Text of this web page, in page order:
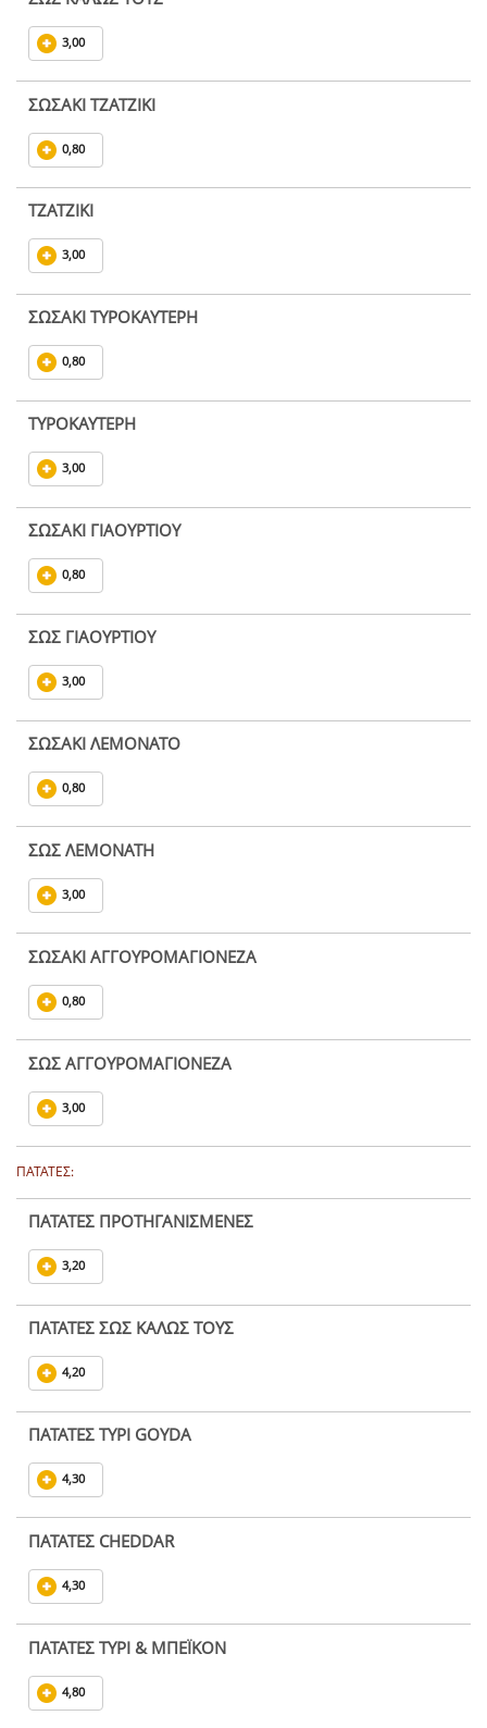
3,00
ΣΩΣΑΚΙ ΤΖΑΤΖΙΚΙ
0,80
ΤΖΑΤΖΙΚΙ
3,00
ΣΩΣΑΚΙ ΤΥΡΟΚΑΥΤΕΡΗ
0,80
ΤΥΡΟΚΑΥΤΕΡΗ
3,00
ΣΩΣΑΚΙ ΓΙΑΟΥΡΤΙΟΥ
0,80
ΣΩΣ ΓΙΑΟΥΡΤΙΟΥ
3,00
ΣΩΣΑΚΙ ΛΕΜΟΝΑΤΟ
0,80
ΣΩΣ ΛΕΜΟΝΑΤΗ
3,00
ΣΩΣΑΚΙ ΑΓΓΟΥΡΟΜΑΓΙΟΝΕΖΑ
0,80
ΣΩΣ ΑΓΓΟΥΡΟΜΑΓΙΟΝΕΖΑ
3,00
ΠΑΤΑΤΕΣ:
ΠΑΤΑΤΕΣ ΠΡΟΤΗΓΑΝΙΣΜΕΝΕΣ
3,20
ΠΑΤΑΤΕΣ ΣΩΣ ΚΑΛΩΣ ΤΟΥΣ
4,20
ΠΑΤΑΤΕΣ ΤΥΡΙ GOYDA
4,30
ΠΑΤΑΤΕΣ CHEDDAR
4,30
ΠΑΤΑΤΕΣ ΤΥΡΙ & ΜΠΕΪΚΟΝ
4,80